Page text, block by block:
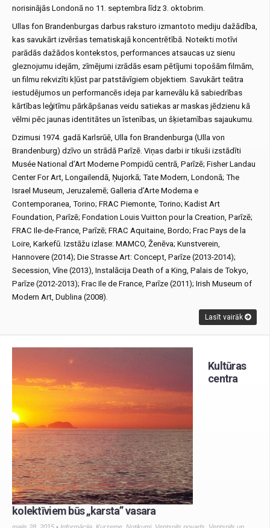
norisinājās Londonā no 11. septembra līdz 3. oktobrim.
Ullas fon Brandenburgas darbus raksturo izmantoto mediju dažādība,
kas savukārt izvēršas tematiskajā koncentrētībā. Noteikti motīvi
parādās dažādos kontekstos, performances atsaucas uz sienu
gleznojumu idejām, zīmējumi izrādās esam pētījumi topošām filmām,
un filmu rekvizīti kļūst par patstāvīgiem objektiem. Savukārt teātra
iestudējumos un performancēs ideja par karnevālu kā sabiedrības
kārtības leģitīmu pārkāpšanas veidu satiekas ar maskas jēdzienu kā
vēlmi pēc jaunas identitātes un īstenības, un šķietamības sajaukumu.
Dzimusi 1974. gadā Karlsrūē, Ulla fon Brandenburga (Ulla von
Brandenburg) dzīvo un strādā Parīzē. Viņas darbi ir tikuši izstādīti
Musée National d’Art Moderne Pompidū centrā, Parīzē; Fisher Landau
Center For Art, Longailendā, Ņujorkā; Tate Modern, Londonā; The
Israel Museum, Jeruzalemē; Galleria d’Arte Moderna e
Contemporanea, Torino; FRAC Piemonte, Torino; Kadist Art
Foundation, Parīzē; Fondation Louis Vuitton pour la Creation, Parīzē;
FRAC Ile-de-France, Parīzē; FRAC Aquitaine, Bordo; Frac Pays de la
Loire, Karkefū. Izstāžu izlase: MAMCO, Ženēva; Kunstverein,
Hannovere (2014); Die Strasse Art: Concept, Parīze (2013-2014);
Secession, Vīne (2013), Instalācija Death of a King, Palais de Tokyo,
Parīze (2012-2013); Frac Ile de France, Parīze (2011); Irish Museum of
Modern Art, Dublina (2008).
Lasīt vairāk
Kultūras
centra
kolektīviem būs „karsta” vasara